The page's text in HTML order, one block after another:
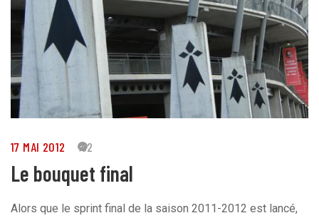
17 MAI 2012 52
Le bouquet final
Alors que le sprint final de la saison 2011-2012 est lancé,